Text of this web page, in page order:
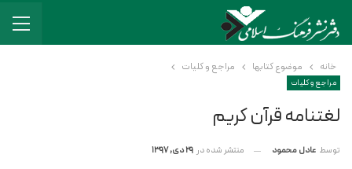
خانه موضوع کتابها مراجع و کلیات
مراجع و کلیات
لغتنامه قرآن کریم
توسط عادل محمود منتشر شده در 29 دی, 1397